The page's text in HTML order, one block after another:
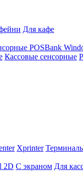
Для кафе
POSBank
Кассовые сенсорные
Xprinter
2D С экраном Для